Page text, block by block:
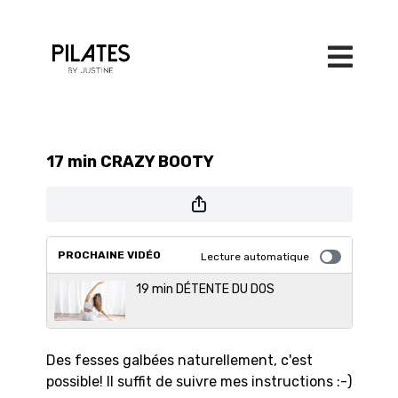
17 min CRAZY BOOTY
PROCHAINE VIDÉO Lecture automatique
19 min DÉTENTE DU DOS
Des fesses galbées naturellement, c'est
possible! Il suffit de suivre mes instructions :-)